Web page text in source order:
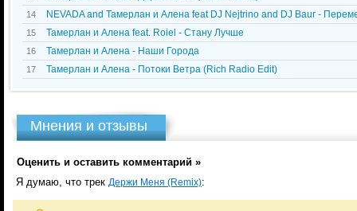
14 NEVADA and Тамерлан и Алена feat DJ Nejtrino and DJ Baur -
15 Тамерлан и Алена feat. Roiel - Стану Лучше
16 Тамерлан и Алена - Наши Города
17 Тамерлан и Алена - Потоки Ветра (Rich Radio Edit)
Мнения и отзывы
Оценить и оставить комментарий »
Я думаю, что трек Держи Меня (Remix):